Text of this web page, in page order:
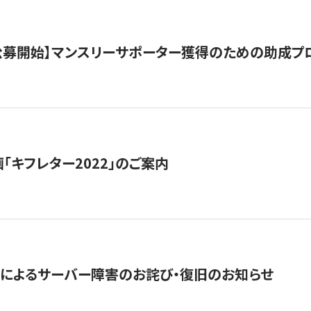
開始】マンスリーサポーター獲得のための助成プ
キフレター2022」のご案内
よるサーバー障害のお詫び・復旧のお知らせ